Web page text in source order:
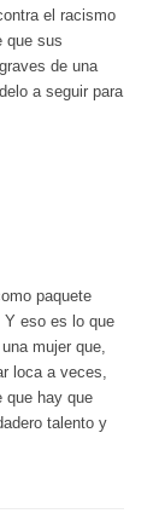
el racismo
que sus
de una
a seguir para
paquete
Y eso es lo que
mujer que,
loca a veces,
que hay que
talento y